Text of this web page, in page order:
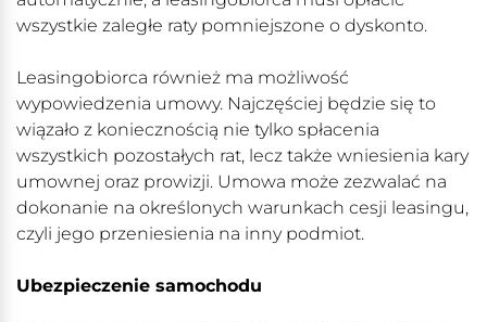
wszystkie zaległe raty pomniejszone o dyskonto.
Leasingobiorca również ma możliwość
wypowiedzenia umowy. Najczęściej będzie się to
wiązało z koniecznością nie tylko spłacenia
wszystkich pozostałych rat, lecz także wniesienia kary
umownej oraz prowizji. Umowa może zezwalać na
dokonanie na określonych warunkach cesji leasingu,
czyli jego przeniesienia na inny podmiot.
Ubezpieczenie samochodu